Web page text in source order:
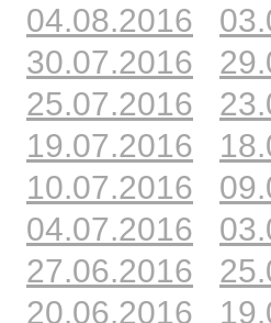
04.08.2016
30.07.2016
25.07.2016
19.07.2016
10.07.2016
04.07.2016
27.06.2016
20.06.2016